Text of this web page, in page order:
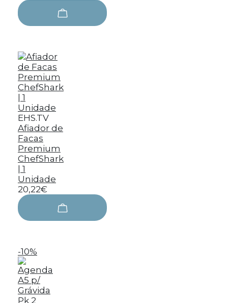
EHS.TV
Afiador de
Facas
Premium
ChefShark
| 1
Unidade
20,22€
-10%